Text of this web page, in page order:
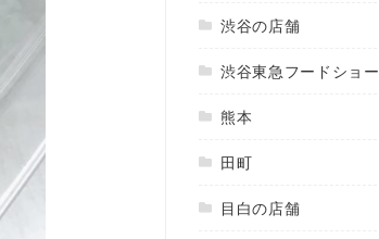
渋谷の店舗
渋谷東急フードショー
熊本
田町
目白の店舗